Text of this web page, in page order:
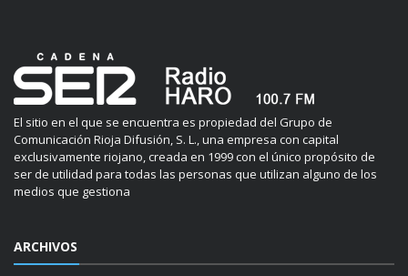
El sitio en el que se encuentra es propiedad del Grupo de
Comunicación Rioja Difusión, S. L., una empresa con capital
exclusivamente riojano, creada en 1999 con el único propósito de
ser de utilidad para todas las personas que utilizan alguno de los
medios que gestiona
ARCHIVOS